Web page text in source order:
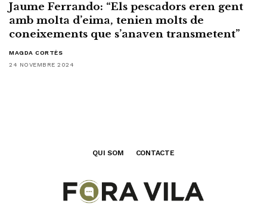
Jaume Ferrando: “Els pescadors eren gent
amb molta d’eima, tenien molts de
coneixements que s’anaven transmetent”
MAGDA CORTÈS
24 NOVEMBRE 2024
QUI SOM CONTACTE